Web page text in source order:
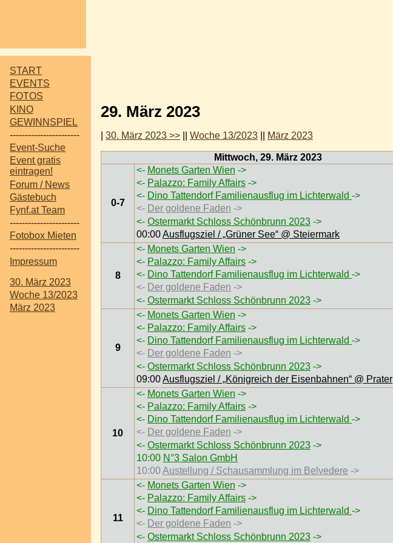
START
EVENTS
FOTOS
KINO
GEWINNSPIEL
-----------------------
Event-Suche
Event gratis
eintragen!
Forum / News
Gästebuch
Fynf.at Team
-----------------------
Fotobox Mieten
-----------------------
Impressum
30. März 2023
Woche 13/2023
März 2023
29. März 2023
30. März 2023 >> Woche 13/2023 März 2023
Mittwoch, 29. März 2023
0-7
<- Monets Garten Wien ->
<- Palazzo: Family Affairs ->
<- Dino Tattendorf Familienausflug im Lichterwald ->
<- Der goldene Faden ->
<- Ostermarkt Schloss Schönbrunn 2023 ->
00:00Ausflugsziel / „Grüner See“ @ Steiermark
8
<- Monets Garten Wien ->
<- Palazzo: Family Affairs ->
<- Dino Tattendorf Familienausflug im Lichterwald ->
<- Der goldene Faden ->
<- Ostermarkt Schloss Schönbrunn 2023 ->
9
<- Monets Garten Wien ->
<- Palazzo: Family Affairs ->
<- Dino Tattendorf Familienausflug im Lichterwald ->
<- Der goldene Faden ->
<- Ostermarkt Schloss Schönbrunn 2023 ->
09:00Ausflugsziel / „Königreich der Eisenbahnen“ @ Prater
10
<- Monets Garten Wien ->
<- Palazzo: Family Affairs ->
<- Dino Tattendorf Familienausflug im Lichterwald ->
<- Der goldene Faden ->
<- Ostermarkt Schloss Schönbrunn 2023 ->
10:00 N°3 Salon GmbH
10:00Austellung / Schausammlung im Belvedere ->
11
<- Monets Garten Wien ->
<- Palazzo: Family Affairs ->
<- Dino Tattendorf Familienausflug im Lichterwald ->
<- Der goldene Faden ->
<- Ostermarkt Schloss Schönbrunn 2023 ->